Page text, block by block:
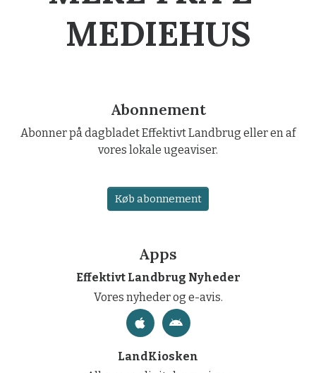
MEDIEHUS
Abonnement
Abonner på dagbladet Effektivt Landbrug eller en af
vores lokale ugeaviser.
Køb abonnement
Apps
Effektivt Landbrug Nyheder
Vores nyheder og e-avis.
LandKiosken